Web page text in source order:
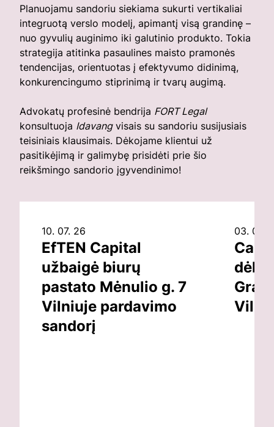
Planuojamu sandoriu siekiama sukurti vertikaliai
integruotą verslo modelį, apimantį visą grandinę –
nuo gyvulių auginimo iki galutinio produkto. Tokia
strategija atitinka pasaulines maisto pramonės
tendencijas, orientuotas į efektyvumo didinimą,
konkurencingumo stiprinimą ir tvarų augimą.
Advokatų profesinė bendrija FORT Legal
konsultuoja Idavangvisais su sandoriu susijusiais
teisiniais klausimais. Dėkojame klientui už
pasitikėjimą ir galimybę prisidėti prie šio
reikšmingo sandorio įgyvendinimo!
10. 07. 26
EfTEN Capital
užbaigė biurų
pastato Mėnulio g. 7
Vilniuje pardavimo
sandorį
03. 07.
dėl